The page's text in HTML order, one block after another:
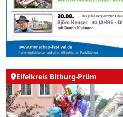
Eifelkreis Bitburg-Prüm